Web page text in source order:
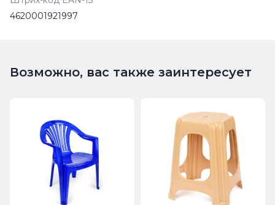
4620001921997
Возможно, вас также заинтересует